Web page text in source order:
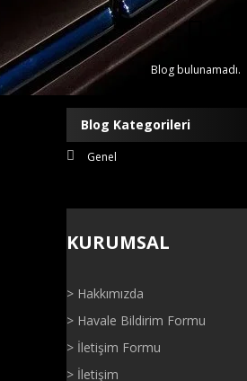
Blog bulunamadı.
Blog Kategorileri
Genel
KURUMSAL
> Hakkımızda
> Havale Bildirim Formu
> İletişim Formu
> İletişim